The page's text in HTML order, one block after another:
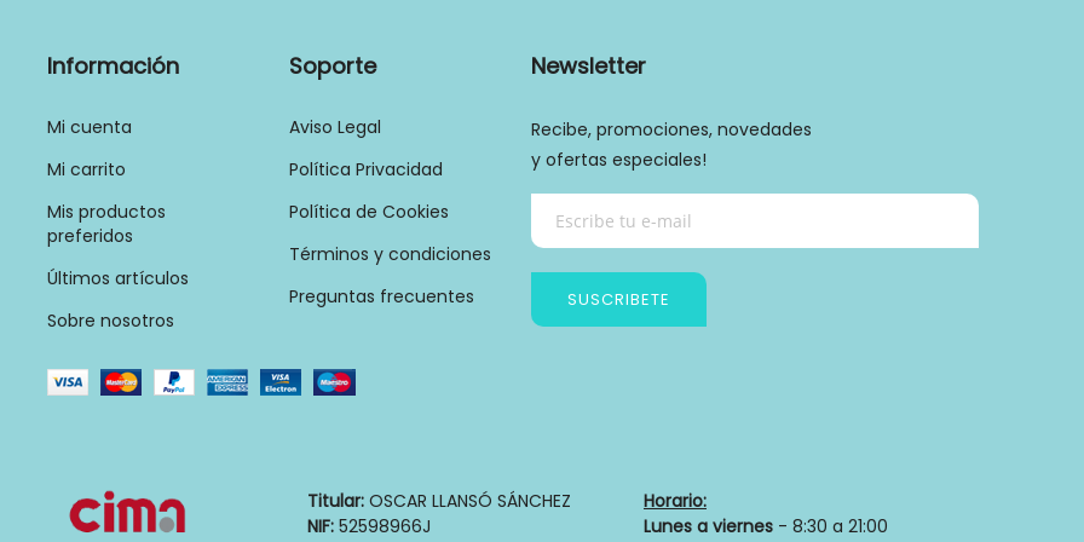
Información
Mi cuenta
Mi carrito
Mis productos
preferidos
Últimos artículos
Sobre nosotros
Soporte
Aviso Legal
Política Privacidad
Política de Cookies
Términos y condiciones
Preguntas frecuentes
Newsletter
Recibe, promociones, novedades
y ofertas especiales!
SUSCRIBETE
Política de privacidad
Titular: OSCAR LLANSÓ SÁNCHEZ
NIF: 52598966J
Horario:
Lunes a viernes - 8:30 a 21:00